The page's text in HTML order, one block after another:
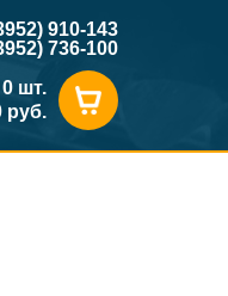
910-143
736-100
0 шт.
руб.